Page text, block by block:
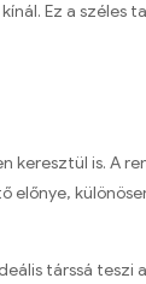
Ez a
is. A
társsá